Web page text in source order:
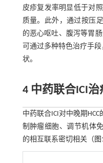
皮疹复发率明显低于对
质量。此外，通过按压
的恶心呕吐、腹泻等胃
可通过多种特色治疗手
状。
4 中药联合ICI治
中药联合ICI对中晚期
制肿瘤细胞、调节机体
的相互联系密切相关（ 图